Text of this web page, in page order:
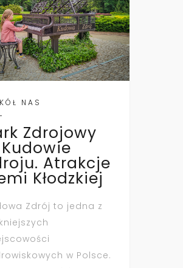
NAS
Zdrojowy
Atrakcje
Kłodzkiej
Zdrój to jedna z
w Polsce.